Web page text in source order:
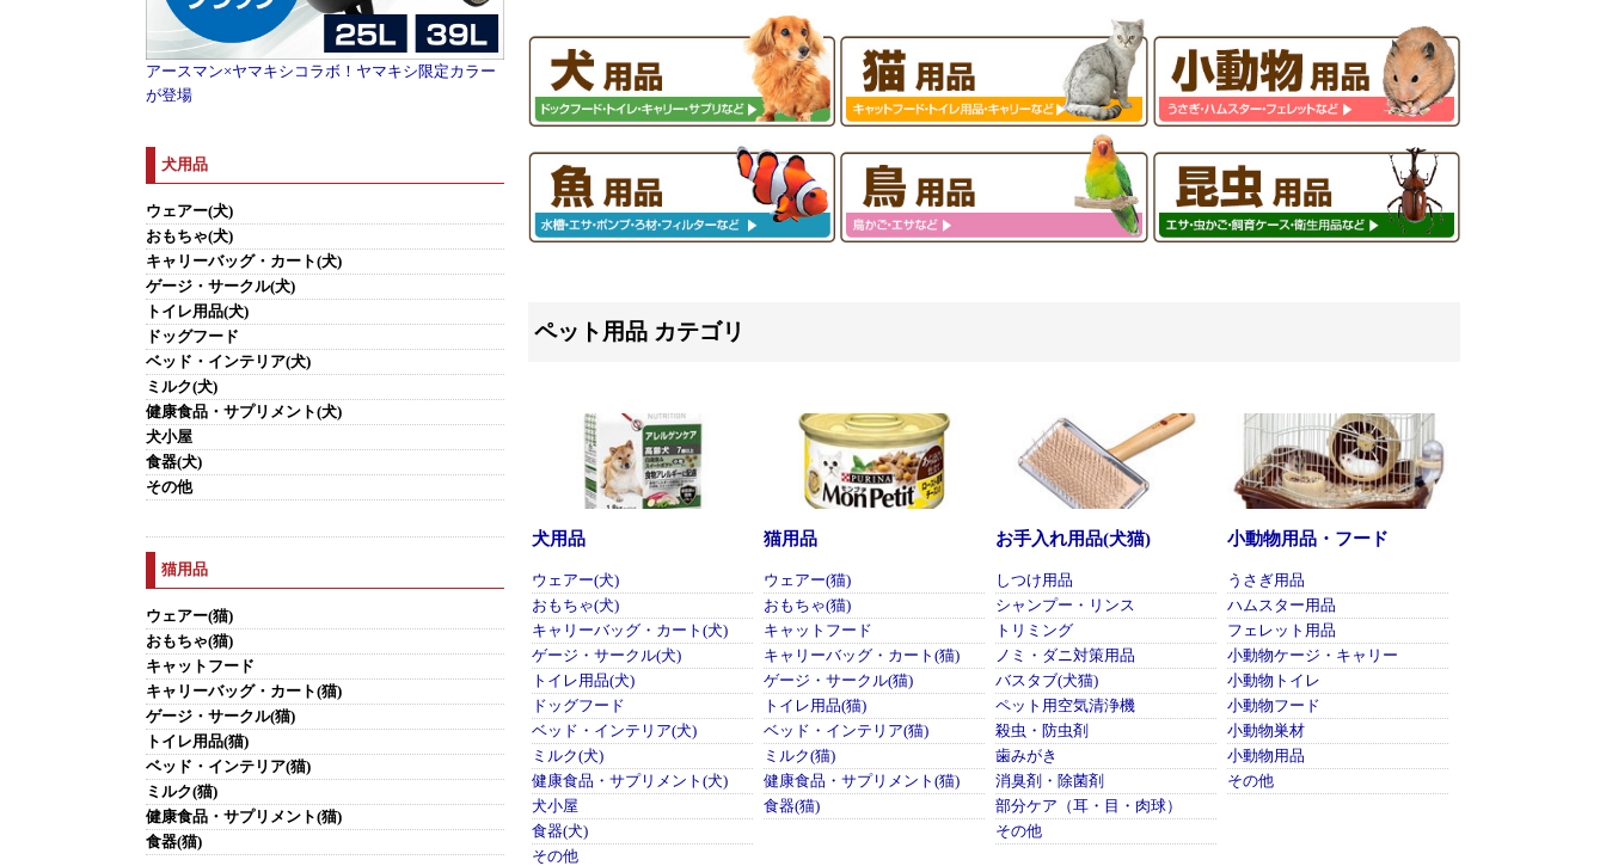
アースマン×ヤマキシコラボ！ヤマキシ限定カラー
が登場
犬用品
ウェアー(犬)
おもちゃ(犬)
キャリーバッグ・カート(犬)
ゲージ・サークル(犬)
トイレ用品(犬)
ドッグフード
ベッド・インテリア(犬)
ミルク(犬)
健康食品・サプリメント(犬)
犬小屋
食器(犬)
その他
猫用品
ウェアー(猫)
おもちゃ(猫)
キャットフード
キャリーバッグ・カート(猫)
ゲージ・サークル(猫)
トイレ用品(猫)
ベッド・インテリア(猫)
ミルク(猫)
健康食品・サプリメント(猫)
食器(猫)
ペット用品 カテゴリ
犬用品
ウェアー(犬)
おもちゃ(犬)
キャリーバッグ・カート(犬)
ゲージ・サークル(犬)
トイレ用品(犬)
ドッグフード
ベッド・インテリア(犬)
ミルク(犬)
健康食品・サプリメント(犬)
犬小屋
食器(犬)
その他
猫用品
ウェアー(猫)
おもちゃ(猫)
キャットフード
キャリーバッグ・カート(猫)
ゲージ・サークル(猫)
トイレ用品(猫)
ベッド・インテリア(猫)
ミルク(猫)
健康食品・サプリメント(猫)
食器(猫)
お手入れ用品(犬猫)
しつけ用品
シャンプー・リンス
トリミング
ノミ・ダニ対策用品
バスタブ(犬猫)
ペット用空気清浄機
殺虫・防虫剤
歯みがき
消臭剤・除菌剤
部分ケア（耳・目・肉球）
その他
小動物用品・フード
うさぎ用品
ハムスター用品
フェレット用品
小動物ケージ・キャリー
小動物トイレ
小動物フード
小動物巣材
小動物用品
その他